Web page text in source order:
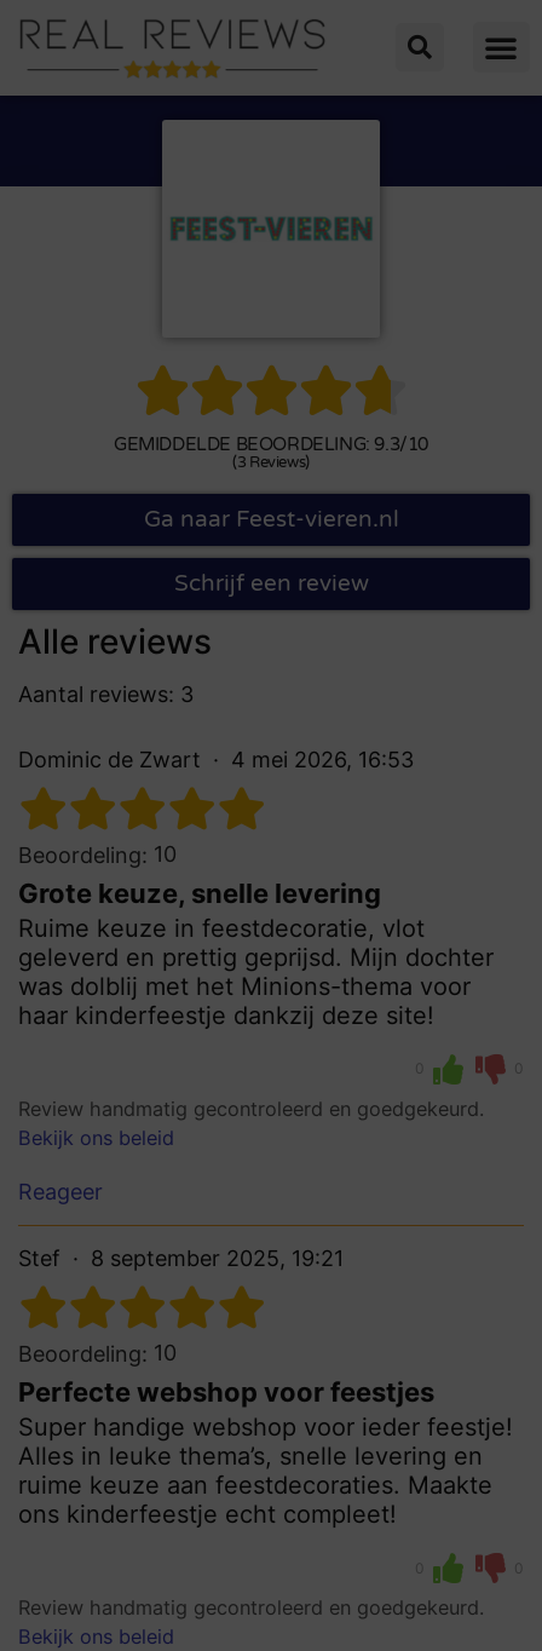

GEMIDDELDE BEOORDELING: 9.3/10
(3 Reviews)
Ga naar Feest-vieren.nl
Schrijf een review
Alle reviews
Aantal reviews: 3
Dominic de Zwart 4 mei 2026, 16:53
Beoordeling: 10
Grote keuze, snelle levering
Ruime keuze in feestdecoratie, vlot
geleverd en prettig geprijsd. Mijn dochter
was dolblij met het Minions-thema voor
haar kinderfeestje dankzij deze site!
0 0
Review handmatig gecontroleerd en goedgekeurd.
Bekijk ons beleid
Reageer
Stef 8 september 2025, 19:21
Beoordeling: 10
Perfecte webshop voor feestjes
Super handige webshop voor ieder feestje!
Alles in leuke thema’s, snelle levering en
ruime keuze aan feestdecoraties. Maakte
ons kinderfeestje echt compleet!
0 0
Review handmatig gecontroleerd en goedgekeurd.
Bekijk ons beleid